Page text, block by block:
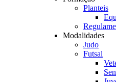
Planteis
Modalidades
Judo
Futsal